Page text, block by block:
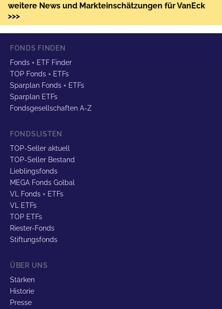
weitere News und Markteinschätzungen für VanEck
>>>
FONDS FINDEN
Fonds + ETF Finder
TOP Fonds + ETFs
Sparplan Fonds + ETFs
Sparplan ETFs
Fondsgesellschaften A-Z
FONDSLISTEN
TOP-Seller aktuell
TOP-Seller Bestand
Lieblingsfonds
MEGA Fonds Golbal
VL Fonds + ETFs
VL ETFs
TOP ETFs
Riester-Fonds
Stiftungsfonds
ÜBER UNS
Stärken
Historie
Presse